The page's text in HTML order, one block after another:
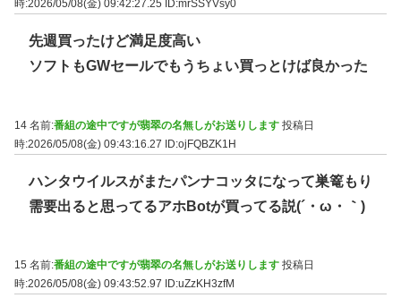
時:2026/05/08(金) 09:42:27.25
ID:mrSSYVsy0
先週買ったけど満足度高い
ソフトもGWセールでもうちょい買っとけば良かった
14 名前:番組の途中ですが翡翠の名無しがお送りします 投稿日
時:2026/05/08(金) 09:43:16.27 ID:ojFQBZK1H
ハンタウイルスがまたパンナコッタになって巣篭もり
需要出ると思ってるアホBotが買ってる説(´・ω・｀)
15 名前:番組の途中ですが翡翠の名無しがお送りします 投稿日
時:2026/05/08(金) 09:43:52.97
ID:uZzKH3zfM